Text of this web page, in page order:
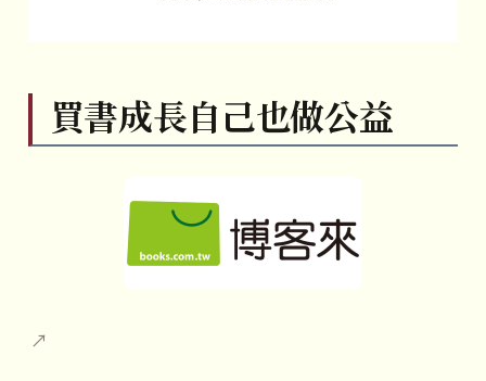
買書成長自己也做公益